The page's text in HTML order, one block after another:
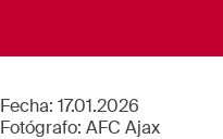
Fecha: 17.01.2026
Fotógrafo: AFC Ajax